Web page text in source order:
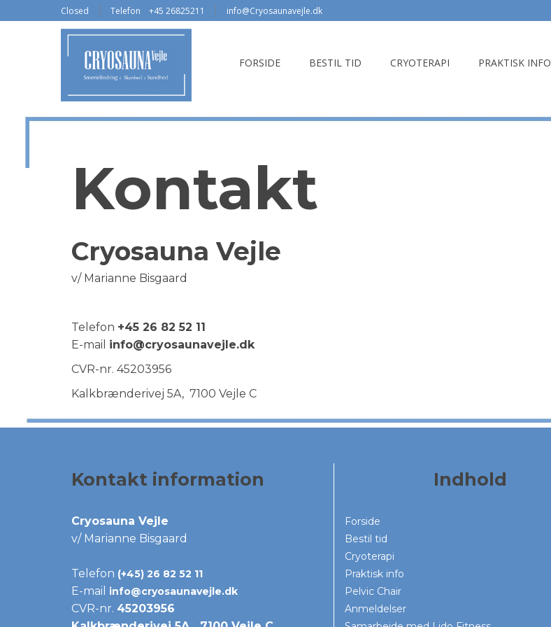
Closed Telefon +45 26825211 info@Cryosaunavejle.dk
FORSIDE BESTIL TID CRYOTERAPI PRAKTISK INFO
Kontakt
Cryosauna Vejle
v/ Marianne Bisgaard
Telefon +45 26 82 52 11
E-mail info@cryosaunavejle.dk
CVR-nr. 45203956
Kalkbrænderivej 5A, 7100 Vejle C
Kontakt information
Cryosauna Vejle
v/ Marianne Bisgaard
Telefon (+45) 26 82 52 11
E-mail info@cryosaunavejle.dk
CVR-nr. 45203956
Indhold
Forside
Bestil tid
Cryoterapi
Praktisk info
Pelvic Chair
Anmeldelser